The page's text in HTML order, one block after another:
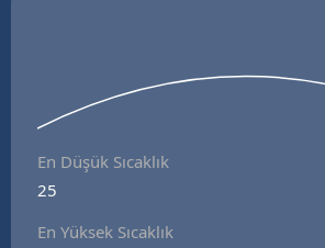
En Düşük Sıcaklık
25
En Yüksek Sıcaklık